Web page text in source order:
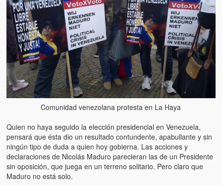
El Tipo y los Rojos en Los Teques (The Jerk and the Reds in
Teques)
Hablé con Chavistas (I spoke with chavistas)
La burla del Chavez “tan amante de los niños” (The mockery of
Chavez “such a children lover”)
Los niños de las calles de Venezuela (Children of the streets of
Venezuela)
Luis y El Mono… en armas (Luis and El Mono… armed)
Puente Llaguno, Miraflores… ¿y Lina?
Radio Emisoras y canales de televisión clausurados por el
de Chávez hasta el 2009
Comunidad venezolana protesta en La Haya
Quien no haya seguido la elección presidencial en Venezuela,
pensará que ésta dio un resultado contundente, apabullante y sin
ningún tipo de duda a quien hoy gobierna. Las acciones y
declaraciones de Nicolás Maduro parecieran las de un Presidente
sin oposición, que juega en un terreno solitario. Pero claro que
Maduro no está solo.